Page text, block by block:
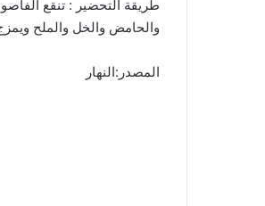
طريقة التحضير : تنقع
والحامض والخل والملح
المصدر:النهار